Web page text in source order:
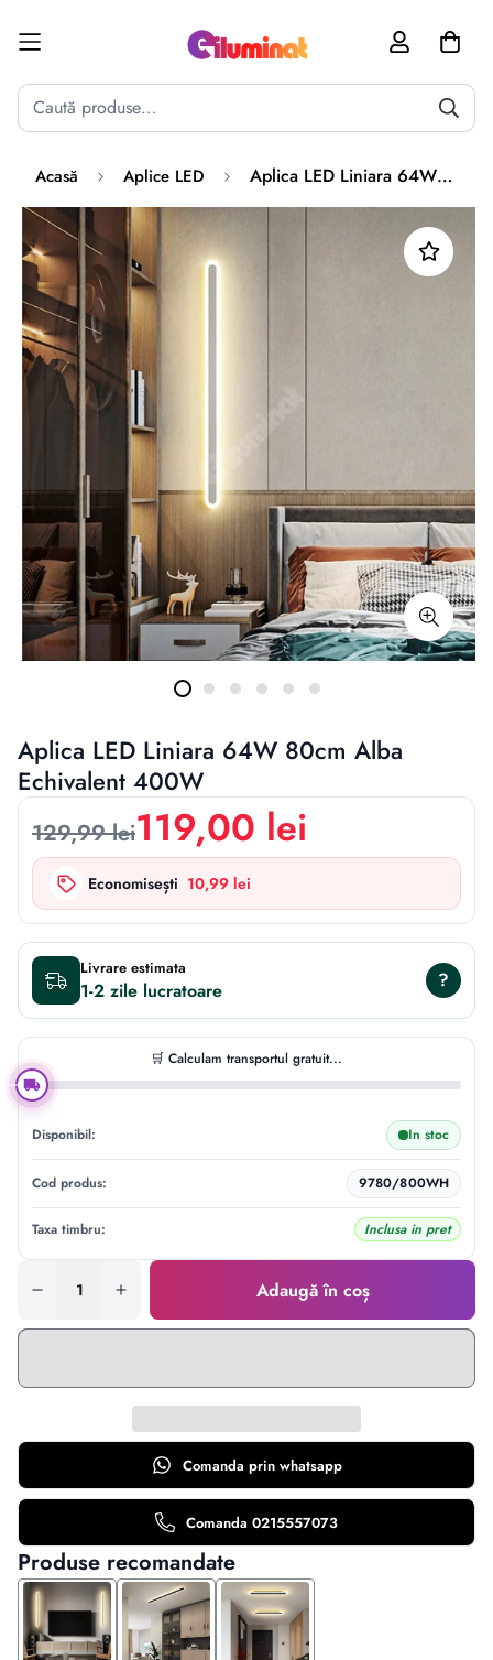
Acasă Aplice LED Aplica LED Liniara 64W 80cm Alba Echivalent 400W
Aplica LED Liniara 64W 80cm Alba
Echivalent 400W
129,99 lei119,00 lei
Economisești 10,99 lei
Livrare estimata
1-2 zile ?
🛒 Calculam transportul gratuit...
Disponibil: In stoc
Cod produs: 9780/800WH
Taxa timbru: Inclusa in pret
Adaugă în coș
Comanda prin whatsapp
Comanda 0215557073
Produse recomandate
Activează notificările